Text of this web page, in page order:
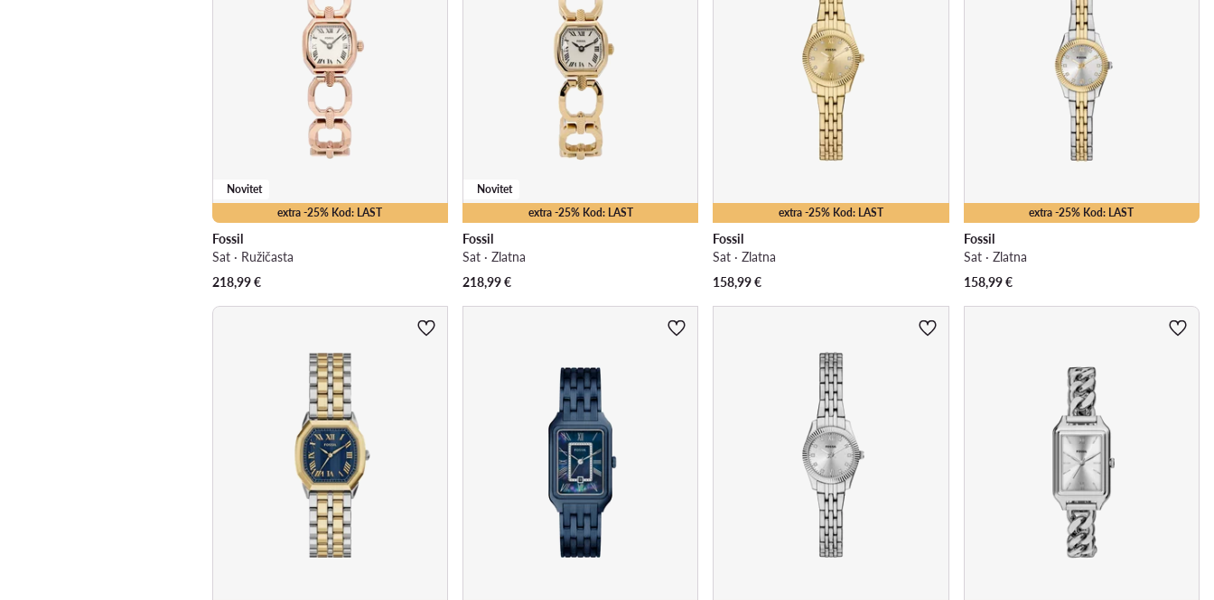
extra -25% Kod: LAST
Novitet
Fossil
Sat · Ružičasta
218,99€
extra -25% Kod: LAST
Novitet
Fossil
Sat · Zlatna
218,99€
extra -25% Kod: LAST
Fossil
Sat · Zlatna
158,99€
extra -25% Kod: LAST
Fossil
Sat · Zlatna
158,99€